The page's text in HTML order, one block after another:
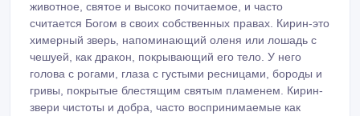
животное, святое и высоко почитаемое, и часто
считается Богом в своих собственных правах. Кирин-это
химерный зверь, напоминающий оленя или лошадь с
чешуей, как дракон, покрывающий его тело. У него
голова с рогами, глаза с густыми ресницами, бороды и
гривы, покрытые блестящим святым пламенем. Кирин-
звери чистоты и добра, часто воспринимаемые как